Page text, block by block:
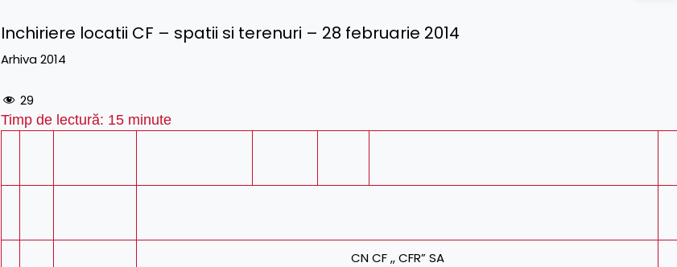
Inchiriere locatii CF – spatii si terenuri – 28 februarie 2014
Arhiva 2014
29
Timp de lectură: 15 minute
CN CF ,, CFR” SA